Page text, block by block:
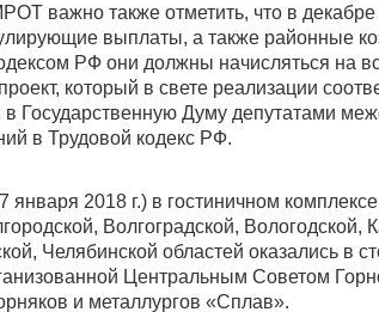
важно также отметить, что в
выплаты, а также районные
РФ они должны начисляться на
который в свете реализации
Государственную Думу депутатами
в Трудовой кодекс РФ.
января 2018 г.) в гостиничном
Волгоградской,
Челябинской областей оказались в
Центральным Советом
и металлургов «Сплав».